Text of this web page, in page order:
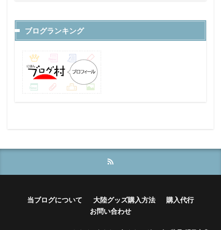
ブログランキング
当ブログについて 大陸グッズ購入方法
購入代行
お問い合わせ